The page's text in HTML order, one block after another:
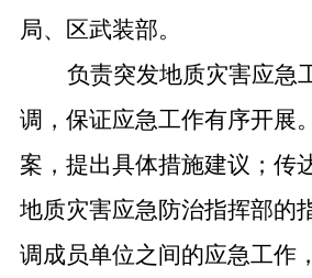
局、区武装部。
负责突发地质灾害应急
调，保证应急工作有序开展
案，提出具体措施建议；传
地质灾害应急防治指挥部的
调成员单位之间的应急工作